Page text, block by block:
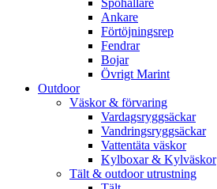
Ankare
Förtöjningsrep
Fendrar
Bojar
Övrigt Marint
Outdoor
Väskor & förvaring
Vardagsryggsäckar
Vandringsryggsäckar
Vattentäta väskor
Kylboxar & Kylväskor
Tält & outdoor utrustning